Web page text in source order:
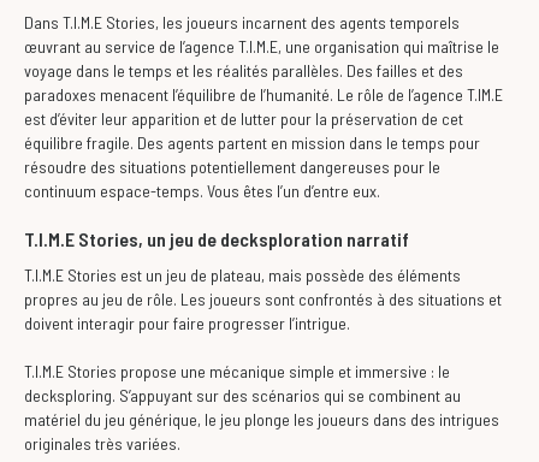
Dans T.I.M.E Stories, les joueurs incarnent des agents temporels
œuvrant au service de l’agence T.I.M.E, une organisation qui maîtrise le
voyage dans le temps et les réalités parallèles. Des failles et des
paradoxes menacent l’équilibre de l’humanité. Le rôle de l’agence T.IM.E
est d’éviter leur apparition et de lutter pour la préservation de cet
équilibre fragile. Des agents partent en mission dans le temps pour
résoudre des situations potentiellement dangereuses pour le
continuum espace-temps. Vous êtes l’un d’entre eux.
T.I.M.E Stories, un jeu de decksploration narratif
T.I.M.E Stories est un jeu de plateau, mais possède des éléments
propres au jeu de rôle. Les joueurs sont confrontés à des situations et
doivent interagir pour faire progresser l’intrigue.
T.I.M.E Stories propose une mécanique simple et immersive : le
decksploring. S’appuyant sur des scénarios qui se combinent au
matériel du jeu générique, le jeu plonge les joueurs dans des intrigues
originales très variées.